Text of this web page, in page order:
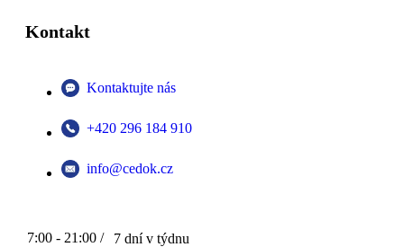
Kontakt
Kontaktujte nás
+420 296 184 910
info@cedok.cz
7:00 - 21:00 / 7 dní v týdnu